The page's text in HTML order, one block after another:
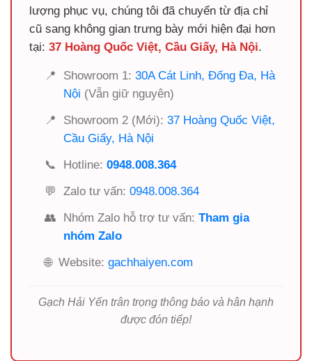
lượng phục vụ, chúng tôi đã chuyển từ địa chỉ
cũ sang không gian trưng bày mới hiện đại hơn
tại: 37 Hoàng Quốc Việt, Cầu Giấy, Hà Nội.
📍 Showroom 1: 30A Cát Linh, Đống Đa, Hà
Nội (Vẫn giữ nguyên)
📍
Showroom 2 (Mới): 37 Hoàng Quốc Việt,
Cầu Giấy, Hà Nội
📞
Hotline: 0948.008.364
💬
Zalo tư vấn: 0948.008.364
👥
Nhóm Zalo hỗ trợ tư vấn: Tham gia
nhóm Zalo
🌐 Website: gachhaiyen.com
Gạch Hải Yến trân trọng thông báo và hân hạnh
được đón tiếp!